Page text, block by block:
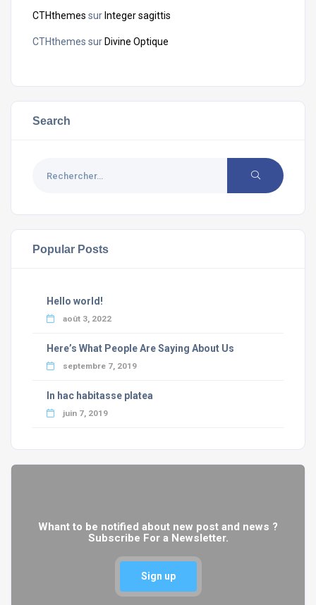
CTHthemes sur Integer sagittis
CTHthemes sur Divine Optique
Search
Popular Posts
Hello world!
août 3, 2022
Here’s What People Are Saying About Us
septembre 7, 2019
In hac habitasse platea
juin 7, 2019
Whant to be notified about new post and news ?
Subscribe For a Newsletter.
Sign up